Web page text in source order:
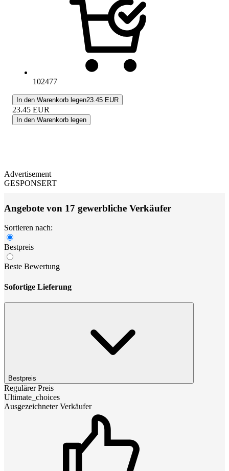
102477
In den Warenkorb legen23.45 EUR
23.45 EUR
In den Warenkorb legen
Advertisement
GESPONSERT
Angebote von 17 gewerbliche Verkäufer
Sortieren nach:
Bestpreis
Beste Bewertung
Sofortige Lieferung
Bestpreis
Regulärer Preis
Ultimate_choices
Ausgezeichneter Verkäufer